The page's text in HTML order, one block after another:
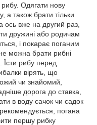
Одягати нову
а також брати тільки
ось вже на другий раз,
дружині або родичам
і покарає поганим
можна брати рибні
Їсти рибу перед
вірять, що
чи знайомий,
дорога до ставка,
в воду сачок чи садок
погана
першу рибку